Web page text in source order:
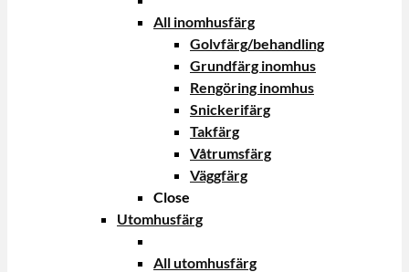
All inomhusfärg
Golvfärg/behandling
Grundfärg inomhus
Rengöring inomhus
Snickerifärg
Takfärg
Våtrumsfärg
Väggfärg
Close
Utomhusfärg
All utomhusfärg